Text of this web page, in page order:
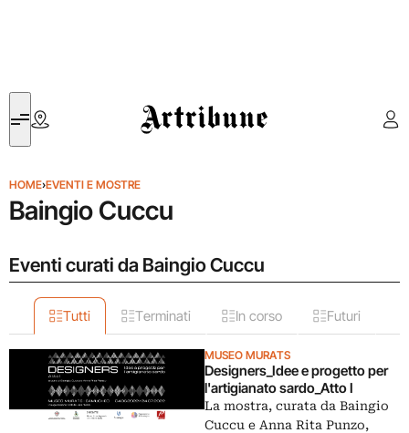
Artribune
HOME›EVENTI E MOSTRE
Baingio Cuccu
Eventi curati da Baingio Cuccu
Tutti Terminati In corso Futuri
MUSEO MURATS
Designers_Idee e progetto per
l'artigianato sardo_Atto I
La mostra, curata da Baingio
Cuccu e Anna Rita Punzo,